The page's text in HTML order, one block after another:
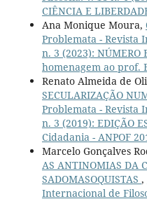
CIÊNCIA E
Ana Monique Moura,
Problemata - Revista
n. 3 (2023): NÚMERO
homenagem ao prof.
Renato Almeida de
SECULARIZAÇÃO
Problemata - Revista
n. 3 (2019): EDIÇÃO
Cidadania - ANPOF
Marcelo Gonçalves
AS ANTINOMIAS DA
SADOMASOQUISTAS ,
Internacional de